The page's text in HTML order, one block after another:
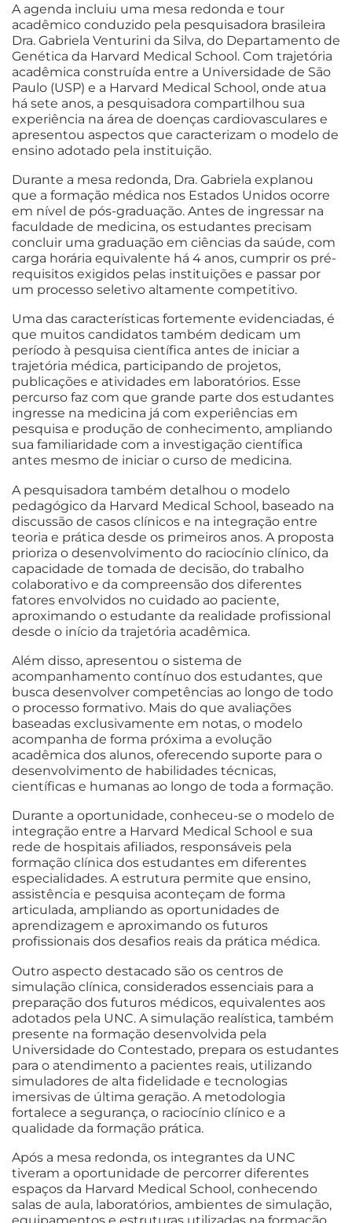
A agenda incluiu uma mesa redonda e tour
acadêmico conduzido pela pesquisadora brasileira
Dra. Gabriela Venturini da Silva, do Departamento de
Genética da Harvard Medical School. Com trajetória
acadêmica construída entre a Universidade de São
Paulo (USP) e a Harvard Medical School, onde atua
há sete anos, a pesquisadora compartilhou sua
experiência na área de doenças cardiovasculares e
apresentou aspectos que caracterizam o modelo de
ensino adotado pela instituição.
Durante a mesa redonda, Dra. Gabriela explanou
que a formação médica nos Estados Unidos ocorre
em nível de pós-graduação. Antes de ingressar na
faculdade de medicina, os estudantes precisam
concluir uma graduação em ciências da saúde, com
carga horária equivalente há 4 anos, cumprir os pré-
requisitos exigidos pelas instituições e passar por
um processo seletivo altamente competitivo.
Uma das características fortemente evidenciadas, é
que muitos candidatos também dedicam um
período à pesquisa científica antes de iniciar a
trajetória médica, participando de projetos,
publicações e atividades em laboratórios. Esse
percurso faz com que grande parte dos estudantes
ingresse na medicina já com experiências em
pesquisa e produção de conhecimento, ampliando
sua familiaridade com a investigação científica
antes mesmo de iniciar o curso de medicina.
A pesquisadora também detalhou o modelo
pedagógico da Harvard Medical School, baseado na
discussão de casos clínicos e na integração entre
teoria e prática desde os primeiros anos. A proposta
prioriza o desenvolvimento do raciocínio clínico, da
capacidade de tomada de decisão, do trabalho
colaborativo e da compreensão dos diferentes
fatores envolvidos no cuidado ao paciente,
aproximando o estudante da realidade profissional
desde o início da trajetória acadêmica.
Além disso, apresentou o sistema de
acompanhamento contínuo dos estudantes, que
busca desenvolver competências ao longo de todo
o processo formativo. Mais do que avaliações
baseadas exclusivamente em notas, o modelo
acompanha de forma próxima a evolução
acadêmica dos alunos, oferecendo suporte para o
desenvolvimento de habilidades técnicas,
científicas e humanas ao longo de toda a formação.
Durante a oportunidade, conheceu-se o modelo de
integração entre a Harvard Medical School e sua
rede de hospitais afiliados, responsáveis pela
formação clínica dos estudantes em diferentes
especialidades. A estrutura permite que ensino,
assistência e pesquisa aconteçam de forma
articulada, ampliando as oportunidades de
aprendizagem e aproximando os futuros
profissionais dos desafios reais da prática médica.
Outro aspecto destacado são os centros de
simulação clínica, considerados essenciais para a
preparação dos futuros médicos, equivalentes aos
adotados pela UNC. A simulação realística, também
presente na formação desenvolvida pela
Universidade do Contestado, prepara os estudantes
para o atendimento a pacientes reais, utilizando
simuladores de alta fidelidade e tecnologias
imersivas de última geração. A metodologia
fortalece a segurança, o raciocínio clínico e a
qualidade da formação prática.
Após a mesa redonda, os integrantes da UNC
tiveram a oportunidade de percorrer diferentes
espaços da Harvard Medical School, conhecendo
salas de aula, laboratórios, ambientes de simulação,